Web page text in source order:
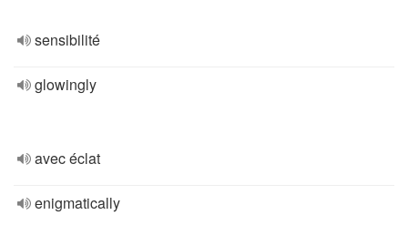
sensibilité
glowingly
avec éclat
enigmatically